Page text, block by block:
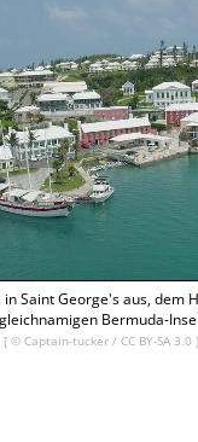
in Saint George's aus, dem
gleichnamigen Bermuda-
[ © Captain-tucker / CC BY-SA 3.0 ]